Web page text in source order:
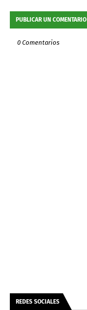
PUBLICAR UN COMENTARIO
0 Comentarios
REDES SOCIALES